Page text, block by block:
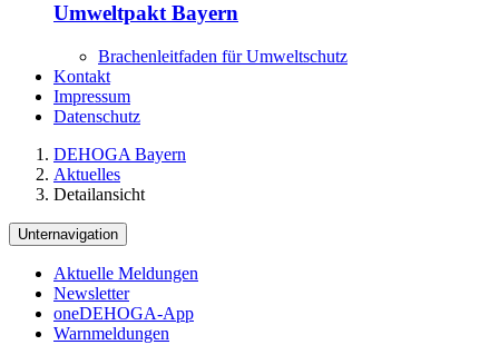
Umweltpakt Bayern
Brachenleitfaden für Umweltschutz
Kontakt
Impressum
Datenschutz
DEHOGA Bayern
Aktuelles
Detailansicht
Unternavigation
Aktuelle Meldungen
Newsletter
oneDEHOGA-App
Warnmeldungen